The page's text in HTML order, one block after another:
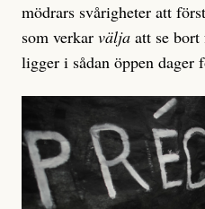
mödrars svårigheter att
som verkar välja att se
ligger i sådan öppen dager